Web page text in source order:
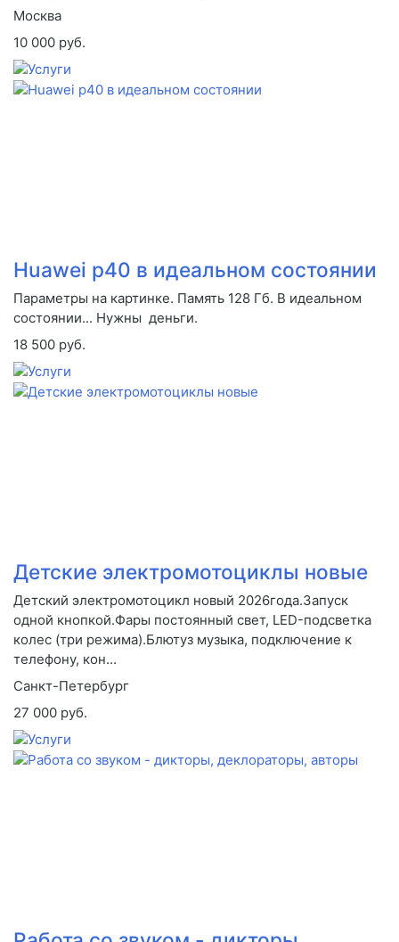
Москва
10 000 руб.
Huawei p40 в идеальном состоянии
Параметры на картинке. Память 128 Гб. В идеальном
состоянии... Нужны деньги.
18 500 руб.
Детские электромотоциклы новые
Детский электромотоцикл новый 2026года.Запуск
одной кнопкой.Фары постоянный свет, LED-подсветка
колес (три режима).Блютуз музыка, подключение к
телефону, кон...
Санкт-Петербург
27 000 руб.